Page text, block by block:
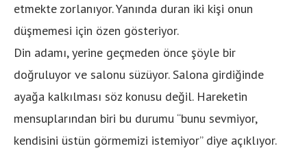
etmekte zorlanıyor. Yanında duran iki kişi onun
düşmemesi için özen gösteriyor.
Din adamı, yerine geçmeden önce şöyle bir
doğruluyor ve salonu süzüyor. Salona girdiğinde
ayağa kalkılması söz konusu değil. Hareketin
mensuplarından biri bu durumu “bunu sevmiyor,
kendisini üstün görmemizi istemiyor” diye açıklıyor.